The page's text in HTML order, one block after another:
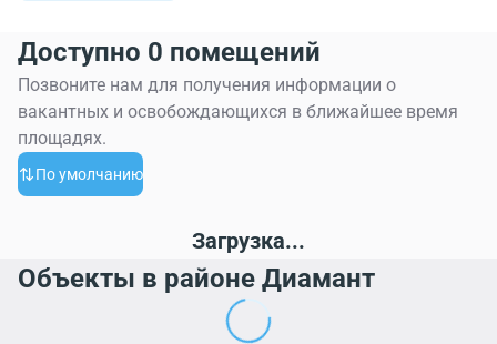
Доступно 0 помещений
Позвоните нам для получения информации о
вакантных и освобождающихся в ближайшее время
площадях.
По умолчанию
Загрузка...
Объекты в районе Диамант